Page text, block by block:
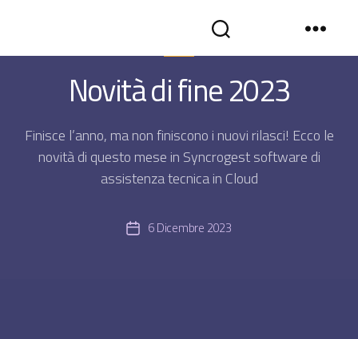
BLOG
-
assistenza
tecnica
in
cloud
Novità di fine 2023
Finisce l’anno, ma non finiscono i nuovi rilasci! Ecco le
novità di questo mese in Syncrogest software di
assistenza tecnica in Cloud
Data6 Dicembre 2023